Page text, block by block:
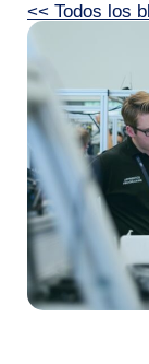
<< Todos los